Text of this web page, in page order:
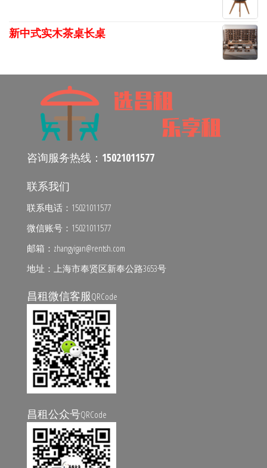
新中式实木茶桌长桌
咨询服务热线： 15021011577
联系我们
联系电话：15021011577
微信账号：15021011577
邮箱：zhangyigan@rentsh.com
地址：上海市奉贤区新奉公路3653号
昌租微信客服QRCode
昌租公众号QRCode